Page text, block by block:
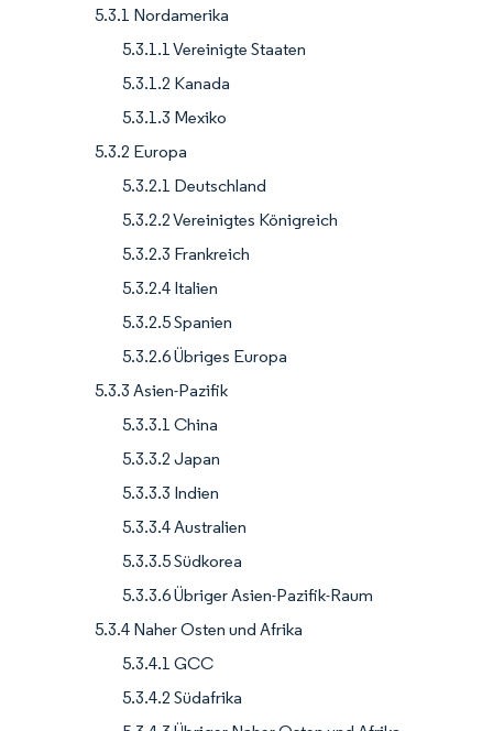
5.3.1 Nordamerika
5.3.1.1 Vereinigte Staaten
5.3.1.2 Kanada
5.3.1.3 Mexiko
5.3.2 Europa
5.3.2.1 Deutschland
5.3.2.2 Vereinigtes Königreich
5.3.2.3 Frankreich
5.3.2.4 Italien
5.3.2.5 Spanien
5.3.2.6 Übriges Europa
5.3.3 Asien-Pazifik
5.3.3.1 China
5.3.3.2 Japan
5.3.3.3 Indien
5.3.3.4 Australien
5.3.3.5 Südkorea
5.3.3.6 Übriger Asien-Pazifik-Raum
5.3.4 Naher Osten und Afrika
5.3.4.1 GCC
5.3.4.2 Südafrika